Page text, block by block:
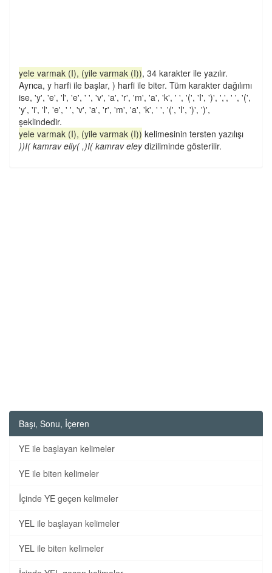
yele varmak (I), (yile varmak (I)), 34 karakter ile yazılır.
Ayrıca, y harfi ile başlar, ) harfi ile biter. Tüm karakter dağılımı
ise, 'y', 'e', 'l', 'e', ' ', 'v', 'a', 'r', 'm', 'a', 'k', ' ', '(', 'I', ')', ',', ' ', '(',
'y', 'i', 'l', 'e', ' ', 'v', 'a', 'r', 'm', 'a', 'k', ' ', '(', 'I', ')', ')',
şeklindedir.
yele varmak (I), (yile varmak (I)) kelimesinin tersten yazılışı
))I( kamrav eliy( ,)I( kamrav eleydiziliminde gösterilir.
Başı, Sonu, İçeren
YE ile başlayan kelimeler
YE ile biten kelimeler
İçinde YE geçen kelimeler
YEL ile başlayan kelimeler
YEL ile biten kelimeler